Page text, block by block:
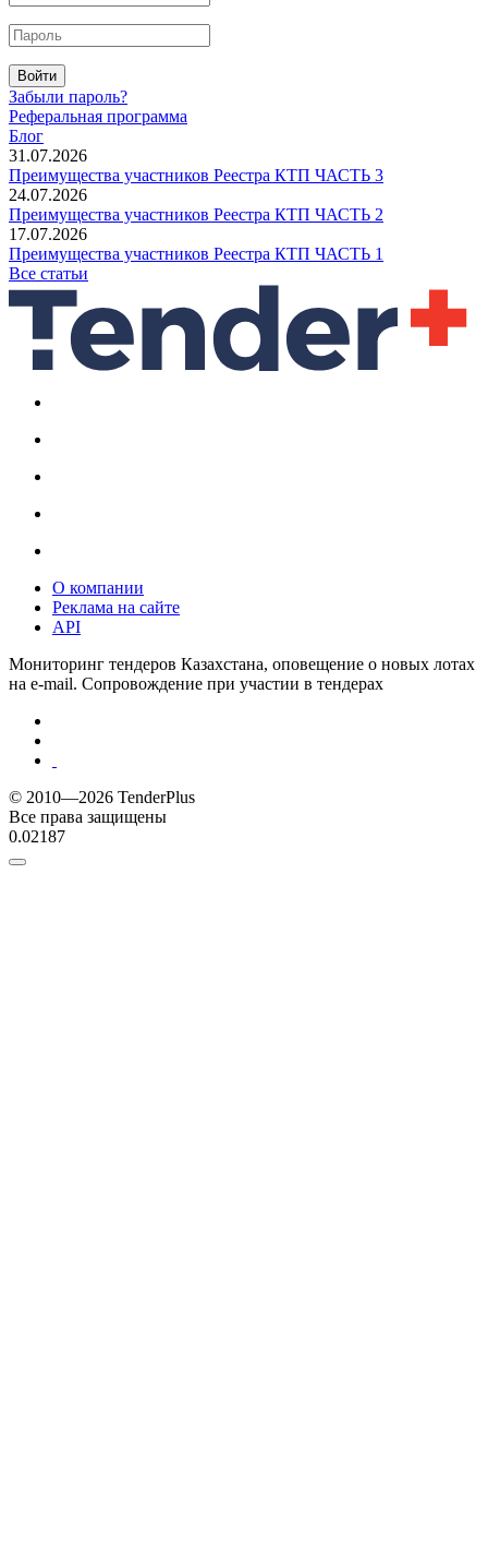
Войти
Забыли пароль?
Реферальная программа
Блог
31.07.2026
Преимущества участников Реестра КТП ЧАСТЬ 3
24.07.2026
Преимущества участников Реестра КТП ЧАСТЬ 2
17.07.2026
Преимущества участников Реестра КТП ЧАСТЬ 1
Все статьи
О компании
Реклама на сайте
API
Мониторинг тендеров Казахстана, оповещение о новых лотах
на e-mail. Сопровождение при участии в тендерах
© 2010—2026 TenderPlus
Все права защищены
0.02187